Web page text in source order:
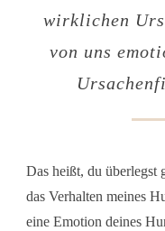
wirklichen
von uns
Das heißt, du überlegst
das Verhalten meines
eine Emotion deines